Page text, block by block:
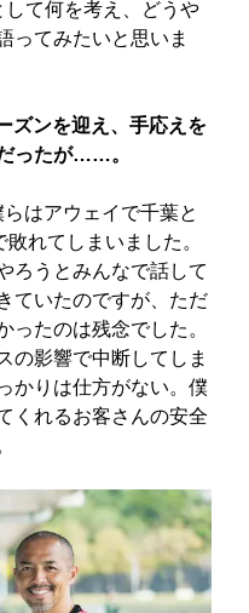
て何を考え、どうや
ってみたいと思いま
ンを迎え、手応えを
ったが……。
はアウェイで千葉と
れてしまいました。
ろうとみんなで話して
ていたのですが、ただ
ったのは残念でした。
の影響で中断してしま
かりは仕方がない。僕
くれるお客さんの安全